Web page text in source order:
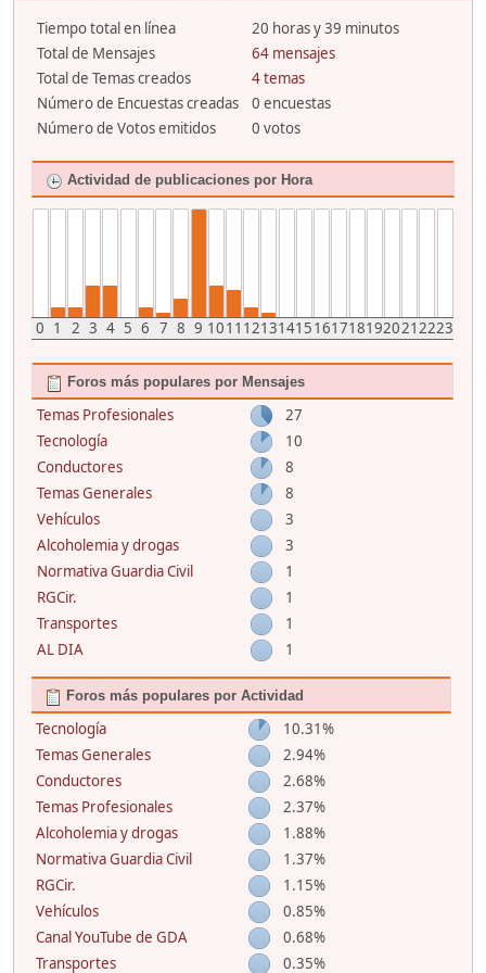
Tiempo total en línea
20 horas y 39 minutos
Total de Mensajes
64 mensajes
Total de Temas creados
4 temas
Número de Encuestas creadas
0 encuestas
Número de Votos emitidos
0 votos
Actividad de publicaciones por Hora
0 1 2 3 4 5 6 7 8 9 1011 121314151617181920212223
Foros más populares por Mensajes
Temas Profesionales
27
Tecnología
10
Conductores
8
Temas Generales
8
Vehículos
3
Alcoholemia y drogas
3
Normativa Guardia Civil
1
RGCir.
1
Transportes
1
AL DIA
1
Foros más populares por Actividad
Tecnología
10.31%
Temas Generales
2.94%
Conductores
2.68%
Temas Profesionales
2.37%
Alcoholemia y drogas
1.88%
Normativa Guardia Civil
1.37%
RGCir.
1.15%
Vehículos
0.85%
Canal YouTube de GDA
0.68%
Transportes
0.35%